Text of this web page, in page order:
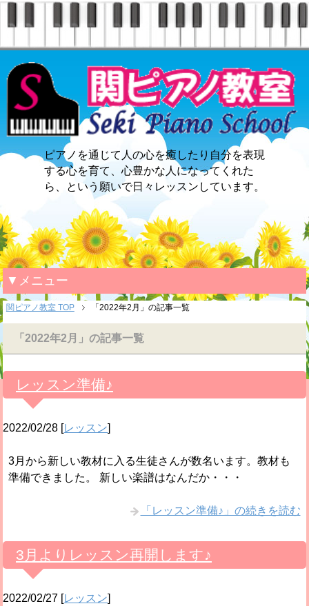
ピアノを通じて人の心を癒したり自分を表現
する心を育て、心豊かな人になってくれた
ら、という願いで日々レッスンしています。
▼メニュー
関ピアノ教室 TOP 「2022年2月」の記事一覧
「2022年2月」の記事一覧
レッスン準備♪
2022/02/28 [レッスン]
3月から新しい教材に入る生徒さんが数名います。教材も
準備できました。 新しい楽譜はなんだか・・・
「レッスン準備♪」の続きを読む
3月よりレッスン再開します♪
2022/02/27 [レッスン]